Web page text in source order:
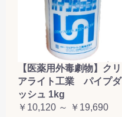
【医薬用外毒劇物】クリ
アライト工業 パイプダ
ッシュ 1kg
￥10,120 ～ ￥19,690